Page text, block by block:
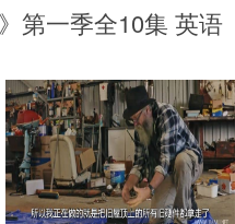
第一季全10集 英语